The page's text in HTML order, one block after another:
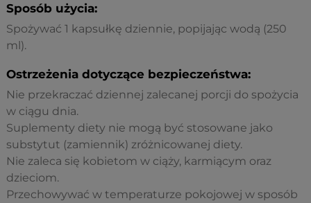
Sposób użycia:
Spożywać 1 kapsułkę dziennie, popijając wodą (250
ml).
Ostrzeżenia dotyczące bezpieczeństwa:
Nie przekraczać dziennej zalecanej porcji do spożycia
w ciągu dnia.
Suplementy diety nie mogą być stosowane jako
substytut (zamiennik) zróżnicowanej diety.
Nie zaleca się kobietom w ciąży, karmiącym oraz
dzieciom.
Przechowywać w temperaturze pokojowej w sposób